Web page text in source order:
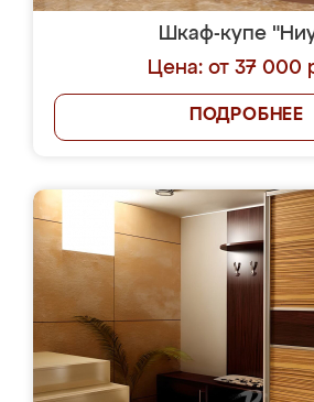
Шкаф-купе
Цена: от 37 000
ПОДРОБНЕЕ